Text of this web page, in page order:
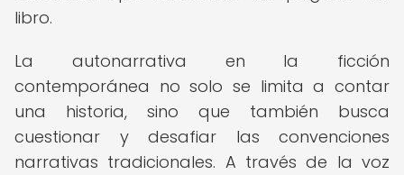
libro.
La autonarrativa en la ficción
contemporánea no solo se limita a contar
una historia, sino que también busca
cuestionar y desafiar las convenciones
narrativas tradicionales. A través de la voz